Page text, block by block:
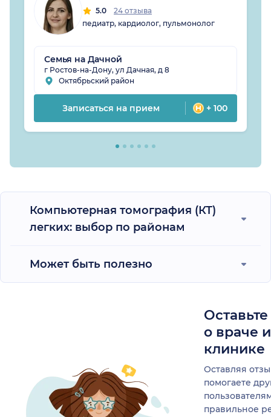
5.0
24 отзыва
педиатр, кардиолог, пульмонолог
Семья на Дачной
г Ростов-на-Дону, ул Дачная, д 8
Октябрьский район
Записаться на прием + 100
Компьютерная томография (КТ)
легких: выбор по районам
Может быть полезно
о враче
клинике
Оставляя
помогаете
правильное